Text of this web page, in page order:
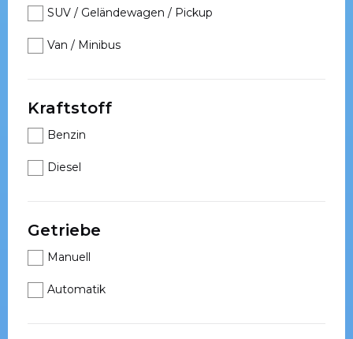
SUV / Geländewagen / Pickup
Van / Minibus
Kraftstoff
Benzin
Diesel
Getriebe
Manuell
Automatik